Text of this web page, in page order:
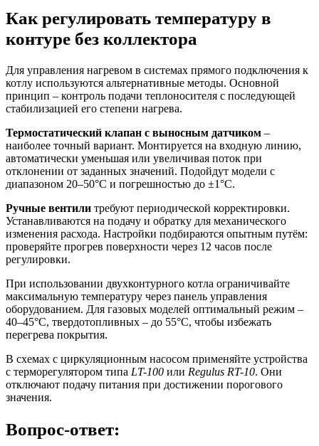
Как регулировать температуру в
контуре без коллектора
Для управления нагревом в системах прямого подключения к
котлу используются альтернативные методы. Основной
принцип – контроль подачи теплоносителя с последующей
стабилизацией его степени нагрева.
Термостатический клапан с выносным датчиком –
наиболее точный вариант. Монтируется на входную линию,
автоматически уменьшая или увеличивая поток при
отклонении от заданных значений. Подойдут модели с
диапазоном 20–50°C и погрешностью до ±1°C.
Ручные вентили требуют периодической корректировки.
Устанавливаются на подачу и обратку для механического
изменения расхода. Настройки подбираются опытным путём:
проверяйте прогрев поверхности через 12 часов после
регулировки.
При использовании двухконтурного котла ограничивайте
максимальную температуру через панель управления
оборудованием. Для газовых моделей оптимальный режим –
40–45°C, твердотопливных – до 55°C, чтобы избежать
перегрева покрытия.
В схемах с циркуляционным насосом применяйте устройства
с терморегулятором типа LT-100 или Regulus RT-10. Они
отключают подачу питания при достижении порогового
значения.
Вопрос-ответ: